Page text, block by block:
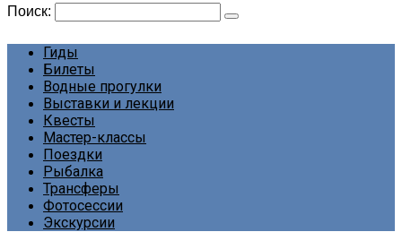
Поиск:
Гиды
Билеты
Водные прогулки
Выставки и лекции
Квесты
Мастер-классы
Поездки
Рыбалка
Трансферы
Фотосессии
Экскурсии